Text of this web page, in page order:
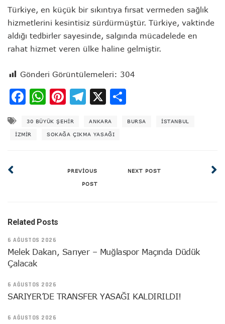
Türkiye, en küçük bir sıkıntıya fırsat vermeden sağlık
hizmetlerini kesintisiz sürdürmüştür. Türkiye, vaktinde
aldığı tedbirler sayesinde, salgında mücadelede en
rahat hizmet veren ülke haline gelmiştir.
Gönderi Görüntülemeleri: 304
Facebook
WhatsApp
Pinterest
Telegram
X
30 BÜYÜK ŞEHIR ANKARA BURSA ISTANBUL
IZMIR SOKAĞA ÇIKMA YASAĞI
PREVIOUS
POST
NEXT POST
Related Posts
6 AĞUSTOS 2026
Melek Dakan, Sarıyer – Muğlaspor Maçında Düdük
Çalacak
6 AĞUSTOS 2026
SARIYER’DE TRANSFER YASAĞI KALDIRILDI!
6 AĞUSTOS 2026